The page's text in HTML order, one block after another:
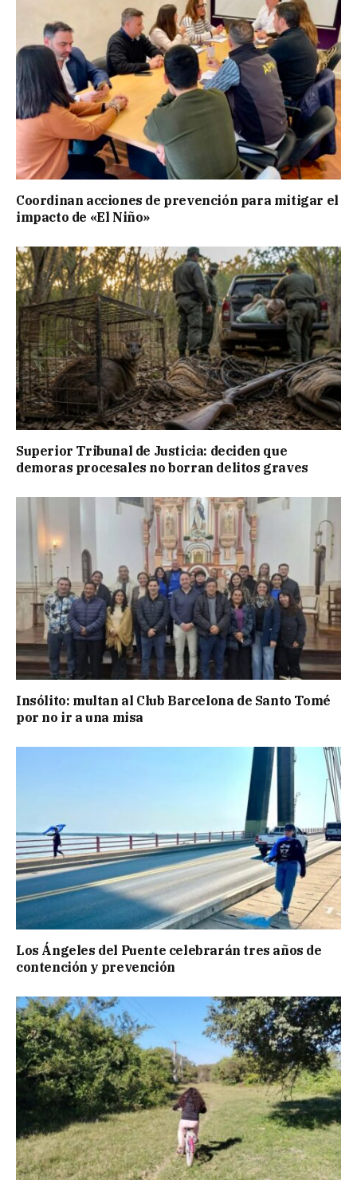
Coordinan acciones de prevención para mitigar el
impacto de «El Niño»
Superior Tribunal de Justicia: deciden que
demoras procesales no borran delitos graves
Insólito: multan al Club Barcelona de Santo Tomé
por no ir a una misa
Los Ángeles del Puente celebrarán tres años de
contención y prevención